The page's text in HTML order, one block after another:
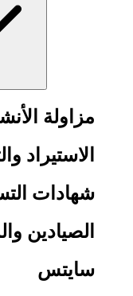
مزاولة
الاستيراد
شهادات
الصيادين
سايتس